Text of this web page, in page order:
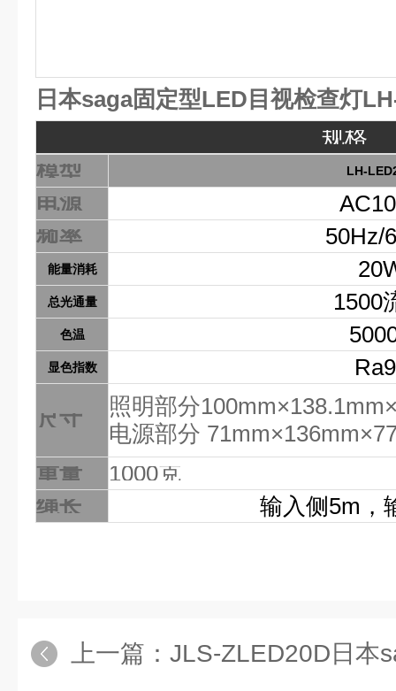
日本saga固定型LED目视检查灯
规格
模型
LH-
电源
频率
50Hz/
能量消耗
总光通量 1500
色温
显色指数
尺寸
照明部分
电源部分
重量
1000克
绳长
输入侧5m，
上一篇： JLS-ZLED20D日本saga带脚轮